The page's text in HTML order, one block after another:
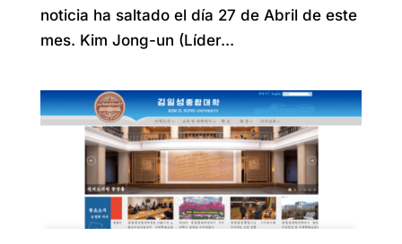
noticia ha saltado el día 27 de Abril de este
mes. Kim Jong-un (Líder...